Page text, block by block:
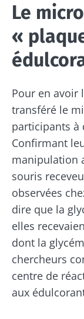
Le
«
Pour en avoir
transféré le
participants à
Confirmant
manipulation
souris
observées
dire que la
elles
dont la
chercheurs
centre de
aux
Se
Rejoignez la
Ne
Rejoignez la
recevez une
pour rester
actualités